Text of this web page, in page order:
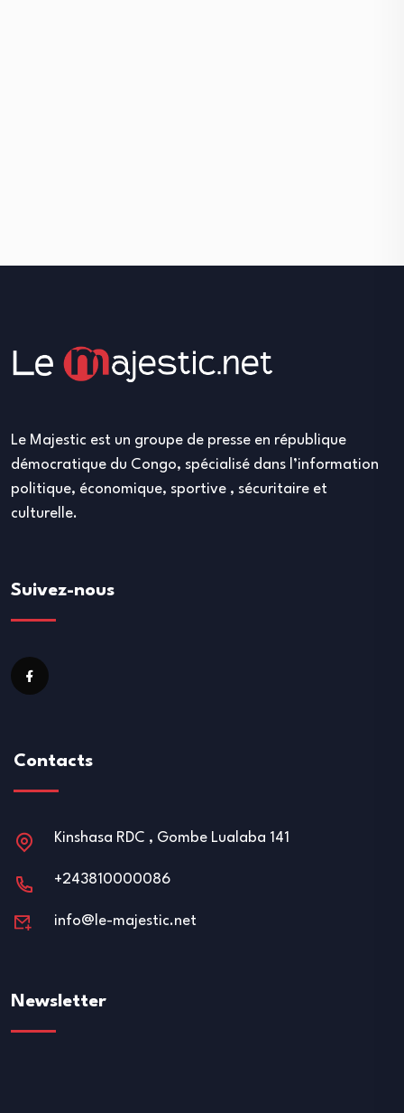
Le Majestic est un groupe de presse en république
démocratique du Congo, spécialisé dans l’information
politique, économique, sportive , sécuritaire et
culturelle.
Suivez-nous
Contacts
Kinshasa RDC , Gombe Lualaba 141
+243810000086
info@le-majestic.net
Newsletter